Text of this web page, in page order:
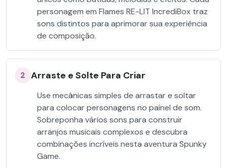
personagem em Flames RE-LIT IncrediBox traz
sons distintos para aprimorar sua experiência
de composição.
2 Arraste e Solte Para Criar
Use mecânicas simples de arrastar e soltar
para colocar personagens no painel de som.
Sobreponha vários sons para construir
arranjos musicais complexos e descubra
combinações incríveis nesta aventura Spunky
Game.